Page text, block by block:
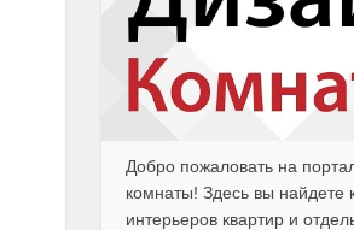
Добро пожаловать на
комнаты! Здесь вы найдете
интерьеров квартир и